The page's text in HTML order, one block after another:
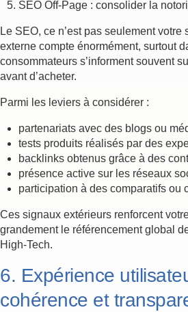
SEO Off-Page : consolider la
Le SEO, ce n’est pas seulement votre
externe compte énormément, surtout
consommateurs s’informent souvent
avant d’acheter.
Parmi les leviers à considérer :
partenariats avec des blogs ou
tests produits réalisés par des
backlinks obtenus grâce à des
présence active sur les réseaux
participation à des comparatifs ou
Ces signaux extérieurs renforcent
grandement le référencement global
High-Tech.
6. Expérience
cohérence et